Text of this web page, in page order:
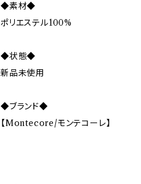
◆素材◆
ポリエステル100%
◆状態◆
新品未使用
◆ブランド◆
【Montecore/モンテコーレ】